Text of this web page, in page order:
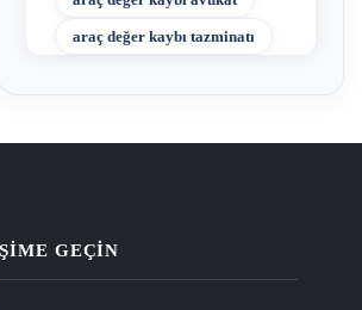
araç değer kaybı tazminatı
GEÇIN